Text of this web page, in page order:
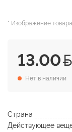
* Изображение
13.00
Нет в наличии
Страна
Действующее